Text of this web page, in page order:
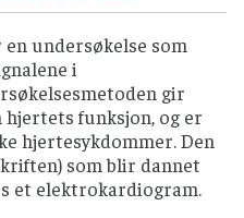
undersøkelse som
i
gir
funksjon, og er
hjertesykdommer. Den
som blir dannet
et elektrokardiogram.